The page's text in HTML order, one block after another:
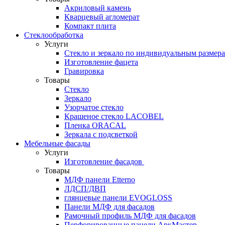
Акриловый камень
Кварцевый агломерат
Компакт плита
Стеклообработка
Услуги
Стекло и зеркало по индивидуальным
Изготовление фацета
Гравировка
Товары
Стекло
Зеркало
Узорчатое стекло
Крашеное стекло LACOBEL
Пленка ORACAL
Зеркала с подсветкой
Мебельные фасады
Услуги
Изготовление фасадов
Товары
МДФ панели Etterno
ЛДСП/ДВП
глянцевые панели EVOGLOSS
Панели МДФ для фасадов
Рамочный профиль МДФ для фасадов